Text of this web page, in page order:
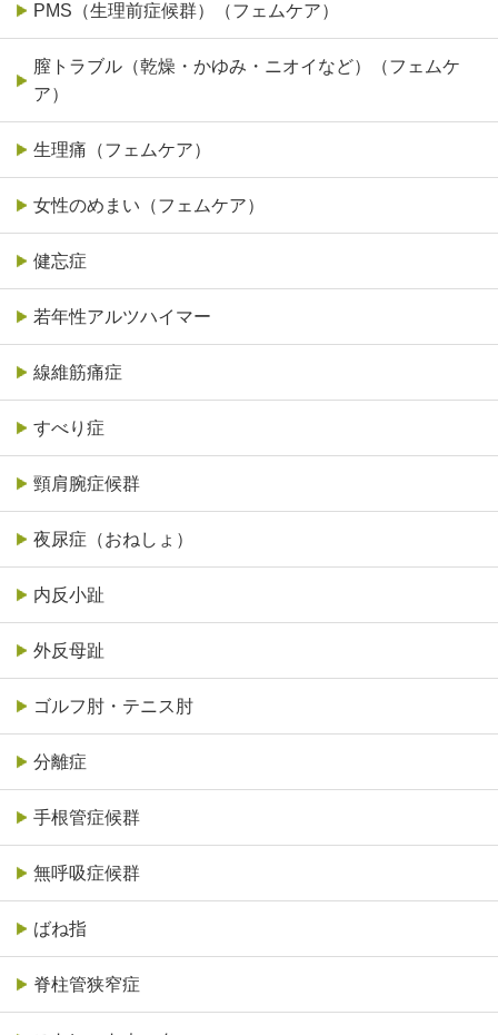
PMS（生理前症候群）（フェムケア）
膣トラブル（乾燥・かゆみ・ニオイなど）（フェムケ
ア）
生理痛（フェムケア）
女性のめまい（フェムケア）
健忘症
若年性アルツハイマー
線維筋痛症
すべり症
頸肩腕症候群
夜尿症（おねしょ）
内反小趾
外反母趾
ゴルフ肘・テニス肘
分離症
手根管症候群
無呼吸症候群
ばね指
脊柱管狭窄症